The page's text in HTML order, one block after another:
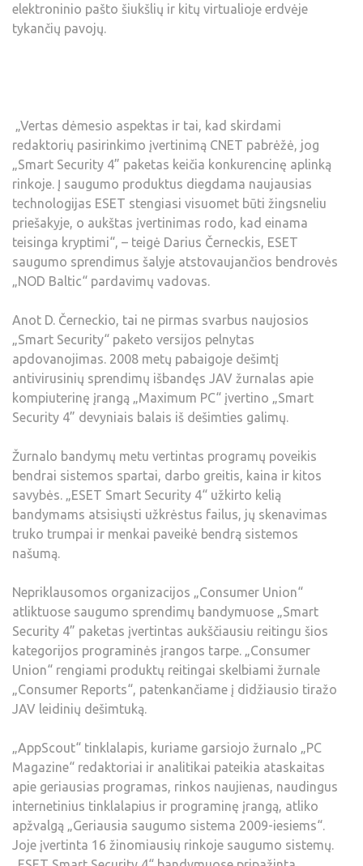
elektroninio pašto šiukšlių ir kitų virtualioje erdvėje
tykančių pavojų.
„Vertas dėmesio aspektas ir tai, kad skirdami
redaktorių pasirinkimo įvertinimą CNET pabrėžė, jog
„Smart Security 4” paketas keičia konkurencinę aplinką
rinkoje. Į saugumo produktus diegdama naujausias
technologijas ESET stengiasi visuomet būti žingsneliu
priešakyje, o aukštas įvertinimas rodo, kad einama
teisinga kryptimi“, – teigė Darius Černeckis, ESET
saugumo sprendimus šalyje atstovaujančios bendrovės
„NOD Baltic“ pardavimų vadovas.
Anot D. Černeckio, tai ne pirmas svarbus naujosios
„Smart Security“ paketo versijos pelnytas
apdovanojimas. 2008 metų pabaigoje dešimtį
antivirusinių sprendimų išbandęs JAV žurnalas apie
kompiuterinę įrangą „Maximum PC“ įvertino „Smart
Security 4” devyniais balais iš dešimties galimų.
Žurnalo bandymų metu vertintas programų poveikis
bendrai sistemos spartai, darbo greitis, kaina ir kitos
savybės. „ESET Smart Security 4“ užkirto kelią
bandymams atsisiųsti užkrėstus failus, jų skenavimas
truko trumpai ir menkai paveikė bendrą sistemos
našumą.
Nepriklausomos organizacijos „Consumer Union“
atliktuose saugumo sprendimų bandymuose „Smart
Security 4” paketas įvertintas aukščiausiu reitingu šios
kategorijos programinės įrangos tarpe. „Consumer
Union“ rengiami produktų reitingai skelbiami žurnale
„Consumer Reports“, patenkančiame į didžiausio tiražo
JAV leidinių dešimtuką.
„AppScout“ tinklalapis, kuriame garsiojo žurnalo „PC
Magazine“ redaktoriai ir analitikai pateikia ataskaitas
apie geriausias programas, rinkos naujienas, naudingus
internetinius tinklalapius ir programinę įrangą, atliko
apžvalgą „Geriausia saugumo sistema 2009-iesiems“.
Joje įvertinta 16 žinomiausių rinkoje saugumo sistemų.